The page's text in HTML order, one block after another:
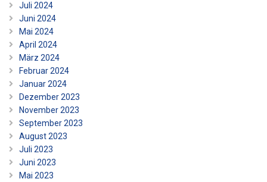
Juli 2024
Juni 2024
Mai 2024
April 2024
März 2024
Februar 2024
Januar 2024
Dezember 2023
November 2023
September 2023
August 2023
Juli 2023
Juni 2023
Mai 2023